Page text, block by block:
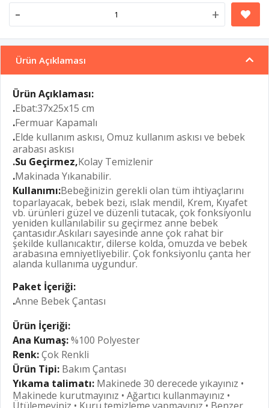
- +
Ürün Açıklaması
Ürün Açıklaması:
.Ebat:37x25x15 cm
.Fermuar Kapamalı
.Elde kullanım askısı, Omuz kullanım askısı ve bebek
arabası askısı
.Su Geçirmez,Kolay Temizlenir
.Makinada Yıkanabilir.
Kullanımı:Bebeğinizin gerekli olan tüm ihtiyaçlarını
toparlayacak, bebek bezi, ıslak mendil, Krem, Kıyafet
vb. ürünleri güzel ve düzenli tutacak, çok fonksiyonlu
yeniden kullanılabilir su geçirmez anne bebek
çantasıdır.Askıları sayesinde anne çok rahat bir
şekilde kullanıcaktır, dilerse kolda, omuzda ve bebek
arabasına emniyetliyebilir. Çok fonksiyonlu çanta her
alanda kullanıma uygundur.
Paket İçeriği:
.Anne Bebek Çantası
Ürün İçeriği:
Ana Kumaş:%100 Polyester
Renk:Çok Renkli
Ürün Tipi: Bakım Çantası
Yıkama talimatı: Makinede 30 derecede yıkayınız •
Makinede kurutmayınız • Ağartıcı kullanmayınız •